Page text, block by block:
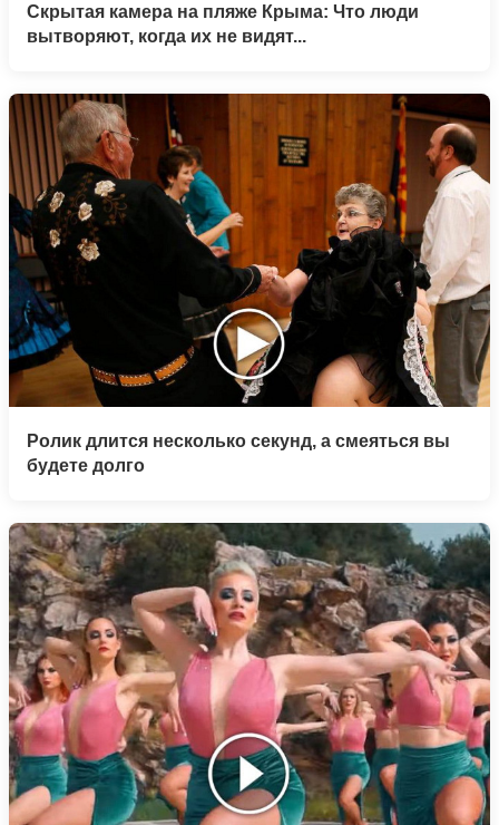
Скрытая камера на пляже Крыма: Что люди
вытворяют, когда их не видят...
Ролик длится несколько секунд, а смеяться вы
будете долго